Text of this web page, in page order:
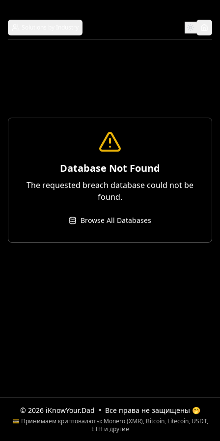
Database Not Found
The requested breach database could not be
found.
Browse All Databases
© 2026 iKnowYour.Dad • Все права не защищены 🤭
💳 Принимаем криптовалюты: Monero (XMR), Bitcoin, Litecoin, USDT,
ETH и другие